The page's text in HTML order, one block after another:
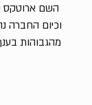
השם ארוטקס
וכיום החברה
מהגבוהות